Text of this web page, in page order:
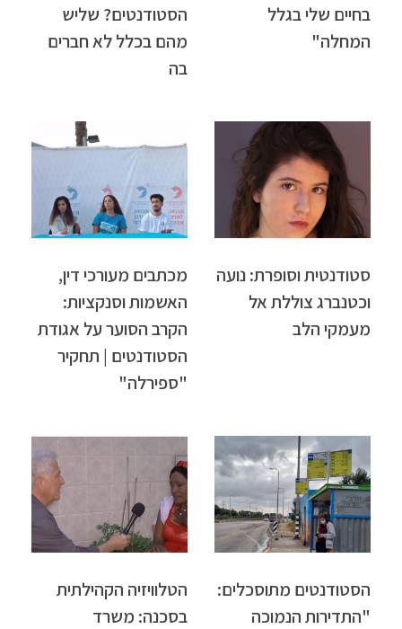
בחיים שלי בגלל
המחלה"
הסטודנטים? שליש
מהם בכלל לא חברים
בה
סטודנטית וסופרת: נועה
וכטנברג צוללת אל
מעמקי הלב
מכתבים מעורכי דין,
האשמות וסנקציות:
הקרב הסוער על אגודת
הסטודנטים | תחקיר
"ספירלה"
הסטודנטים מתוסכלים:
"התדירות הנמוכה
הטלוויזיה הקהילתית
בסכנה: משרד